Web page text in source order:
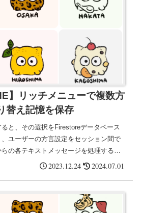
】リッチメニューで複数方
替え記憶を保存
と、その選択をFirestoreデータベース
ユーザーの方言設定をセッション間で
の各テキストメッセージを処理する際
ーザーの現在の方言設定を取得し、それ
2023.12.24 2024.07.01